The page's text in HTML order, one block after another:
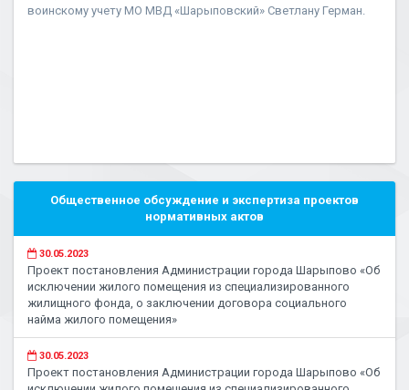
воинскому учету МО МВД «Шарыповский» Светлану Герман.
Общественное обсуждение и экспертиза проектов
нормативных актов
30.05.2023
Проект постановления Администрации города Шарыпово «Об
исключении жилого помещения из специализированного
жилищного фонда, о заключении договора социального
найма жилого помещения»
30.05.2023
Проект постановления Администрации города Шарыпово «Об